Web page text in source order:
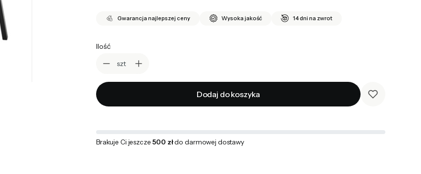
Gwarancja najlepszej ceny Wysoka jakość 14 dni na zwrot
Ilość
szt
Dodaj do koszyka
Brakuje Ci jeszcze 500 złdo darmowej dostawy